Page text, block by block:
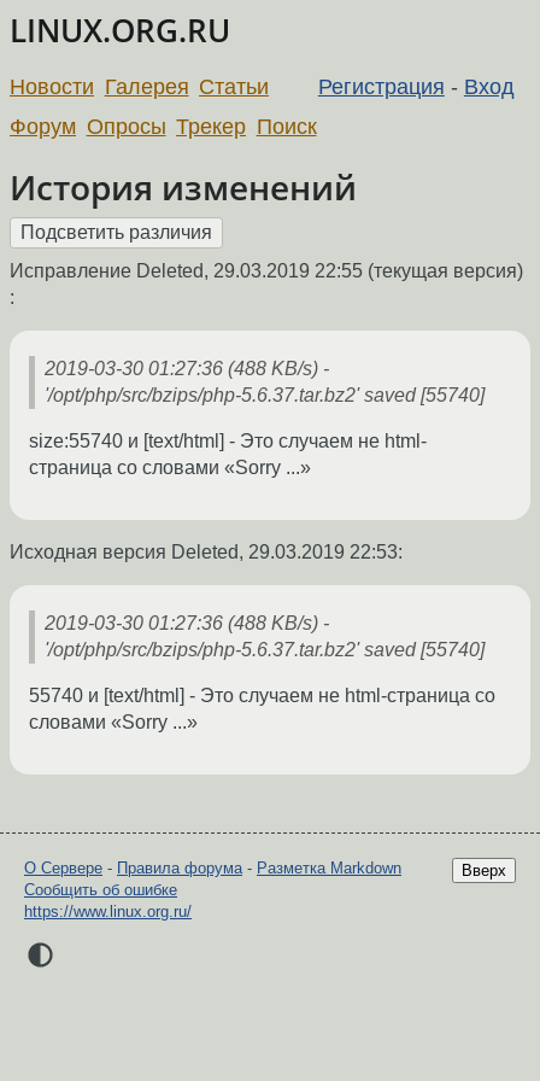
LINUX.ORG.RU
Регистрация - Вход
Новости Галерея Статьи
Форум Опросы Трекер Поиск
История изменений
Исправление Deleted, 29.03.2019 22:55 (текущая версия)
:
2019-03-30 01:27:36 (488 KB/s) -
'/opt/php/src/bzips/php-5.6.37.tar.bz2' saved [55740]
size:55740 и [text/html] - Это случаем не html-
страница со словами «Sorry ...»
Исходная версия Deleted, 29.03.2019 22:53:
2019-03-30 01:27:36 (488 KB/s) -
'/opt/php/src/bzips/php-5.6.37.tar.bz2' saved [55740]
55740 и [text/html] - Это случаем не html-страница со
словами «Sorry ...»
Вверх
О Сервере - Правила форума- Разметка Markdown
Сообщить об ошибке
https://www.linux.org.ru/